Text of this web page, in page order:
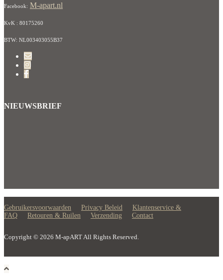
Facebook: M-apart.nl
KvK : 80175260
BTW: NL003403055B37
NIEUWSBRIEF
Gebruikersvoorwaarden Privacy Beleid
Klantenservice &
FAQ
Retouren & Ruilen Verzending Contact
Copyright © 2026 M-apART All Rights Reserved.